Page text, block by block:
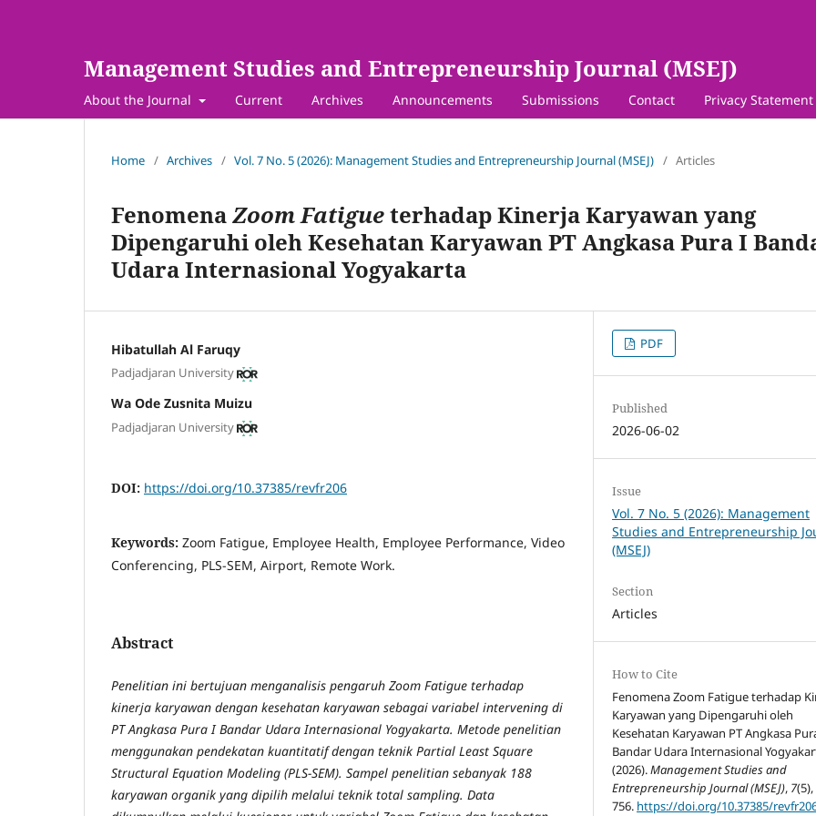
Management Studies and Entrepreneurship Journal (MSEJ)
About the Journal Current Archives Announcements Submissions Contact Privacy Statement
Home / Archives / Vol. 7 No. 5 (2026): Management Studies and Entrepreneurship Journal (MSEJ) / Articles
FenomenaZoom Fatigueterhadap Kinerja Karyawan yang
Dipengaruhi oleh Kesehatan Karyawan PT Angkasa Pura I
Udara Internasional Yogyakarta
Hibatullah Al Faruqy
Padjadjaran University
Wa Ode Zusnita Muizu
Padjadjaran University
DOI: https://doi.org/10.37385/revfr206
Keywords: Zoom Fatigue, Employee Health, Employee Performance, Video
Conferencing, PLS-SEM, Airport, Remote Work.
Abstract
Penelitian ini bertujuan menganalisis pengaruh Zoom Fatigue terhadap
kinerja karyawan dengan kesehatan karyawan sebagai variabel intervening di
PT Angkasa Pura I Bandar Udara Internasional Yogyakarta. Metode penelitian
menggunakan pendekatan kuantitatif dengan teknik Partial Least Square
Structural Equation Modeling (PLS-SEM). Sampel penelitian sebanyak 188
karyawan organik yang dipilih melalui teknik total sampling. Data
PDF
Published
2026-06-02
Issue
Vol. 7 No. 5 (2026): Management
Studies and Entrepreneurship
(MSEJ)
Section
Articles
How to Cite
Fenomena Zoom Fatigue terhadap
Karyawan yang Dipengaruhi oleh
Kesehatan Karyawan PT Angkasa
Bandar Udara Internasional
(2026).Management Studies and
Entrepreneurship Journal (MSEJ), 7
756. https://doi.org/10.37385/